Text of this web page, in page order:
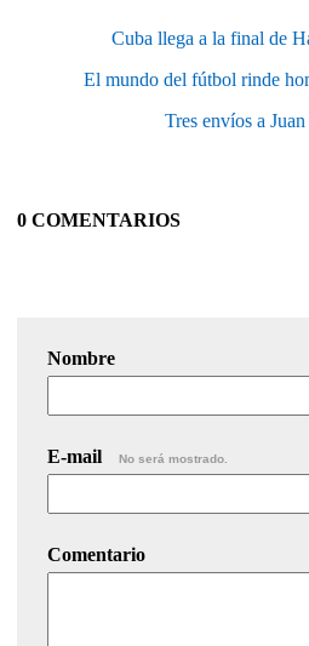
Cuba llega a la final de
El mundo del fútbol rinde
Tres envíos a
0 COMENTARIOS
Nombre
E-mail No será mostrado.
Comentario